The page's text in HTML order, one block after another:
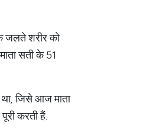
जलते शरीर को
सती के 51
था, जिसे आज माता
करती हैं.